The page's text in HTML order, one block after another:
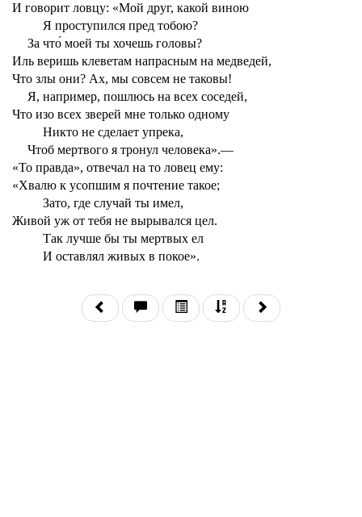
И говорит ловцу: «Мой друг, какой виною
Я проступился пред тобою?
За что́ моей ты хочешь головы?
Иль веришь клеветам напрасным на медведей,
Что злы они? Ах, мы совсем не таковы!
Я, например, пошлюсь на всех соседей,
Что изо всех зверей мне только одному
Никто не сделает упрека,
Чтоб мертвого я тронул человека».—
«То правда», отвечал на то ловец ему:
«Хвалю к усопшим я почтение такое;
Зато, где случай ты имел,
Живой уж от тебя не вырывался цел.
Так лучше бы ты мертвых ел
И оставлял живых в покое».